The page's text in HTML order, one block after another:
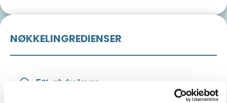
NØKKELINGREDIENSER
5% glykolsyre